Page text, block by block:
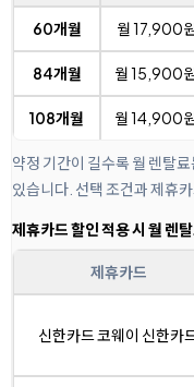
60개월 월 17,900
84개월 월 15,900
108개월 월 14,900
약정 기간이 길수록 월 렌탈
있습니다. 선택 조건과 제휴
제휴카드 할인 적용 시 월 렌
제휴카드
신한카드 코웨이 신한카